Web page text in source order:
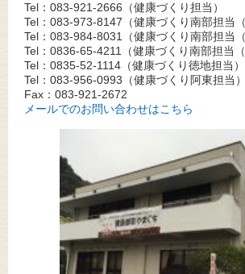
Tel：083-921-2666 （健康づくり担当）
Tel：083-973-8147 （健康づくり南部担当
Tel：083-984-8031
（健康づくり南部担当
Tel：0836-65-4211
（健康づくり南部担当
Tel：0835-52-1114 （健康づくり徳地担当）
Tel：083-956-0993 （健康づくり阿東担当）
Fax：083-921-2672
メールでのお問い合わせはこちら